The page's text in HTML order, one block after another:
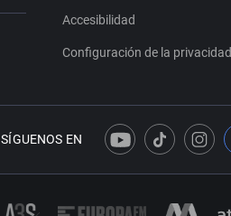
Accesibilidad
Configuración de la privacidad
SÍGUENOS EN